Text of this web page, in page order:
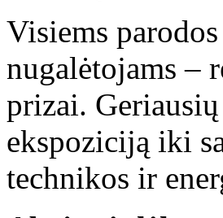
Visiems
nugalėtojams –
prizai.
ekspoziciją iki
technikos ir